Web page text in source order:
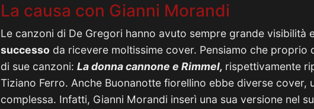
La causa con Gianni Morandi
Le canzoni di De Gregori hanno avuto sempre grande visibilità
successo da ricevere moltissime cover. Pensiamo che
di sue canzoni: La donna cannone e Rimmel, rispettivamente
Tiziano Ferro. Anche Buonanotte fiorellino ebbe diverse cover,
complessa. Infatti, Gianni Morandi inserì una sua versione nel